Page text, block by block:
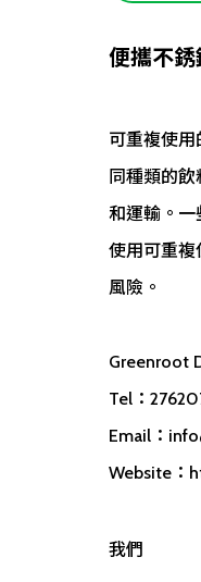
便攜不
可重複使
同種類的
和運輸。一
使用可重
風險。
Greenroot
Tel：
Email：
Website：
我們